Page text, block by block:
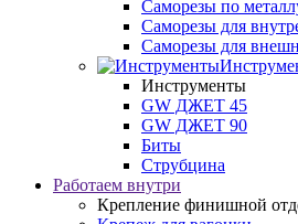
Саморезы по
Саморезы для
Саморезы для
Инструменты
GW ДЖЕТ 45
GW ДЖЕТ 90
Биты
Струбцина
Работаем внутри
Крепление финишной